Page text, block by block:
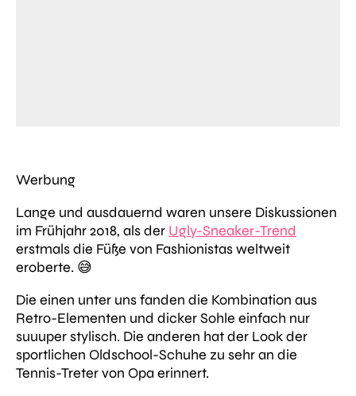
Werbung
Lange und ausdauernd waren unsere Diskussionen
im Frühjahr 2018, als der Ugly-Sneaker-Trend
erstmals die Füße von Fashionistas weltweit
eroberte. 😅
Die einen unter uns fanden die Kombination aus
Retro-Elementen und dicker Sohle einfach nur
suuuper stylisch. Die anderen hat der Look der
sportlichen Oldschool-Schuhe zu sehr an die
Tennis-Treter von Opa erinnert.